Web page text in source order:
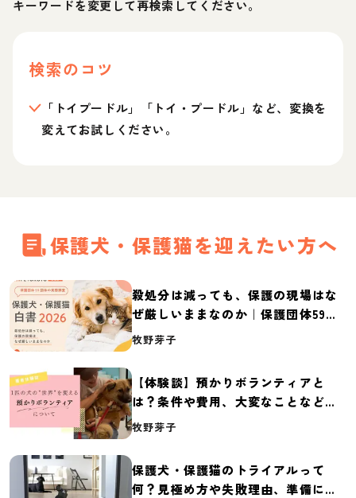
キーワードを変更して再検索してください。
検索のコツ
「トイプードル」「トイ・プードル」など、変換を
変えてお試しください。
保護犬・保護猫を迎えたい方へ
殺処分は減っても、保護の現場はな
ぜ厳しいままなのか｜保護団体59団
体の実態調査【保護犬・保護猫白書
牧野芽子
【体験談】預かりボランティアと
は？条件や費用、大変なことなど紹
介
牧野芽子
保護犬・保護猫のトライアルって
何？見極め方や失敗理由、準備に必